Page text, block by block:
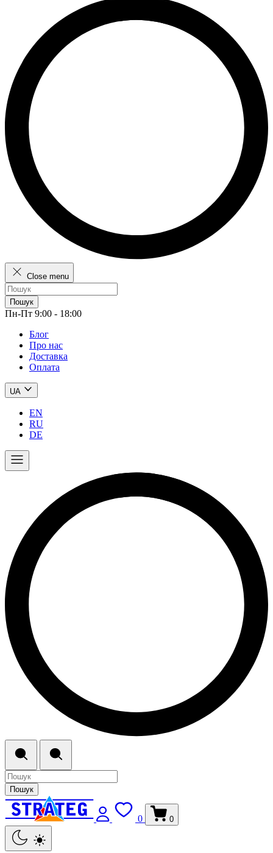
Close menu
Пошук
Пн-Пт 9:00 - 18:00
Блог
Про нас
Доставка
Оплата
UA
EN
RU
DE
Пошук
0 0